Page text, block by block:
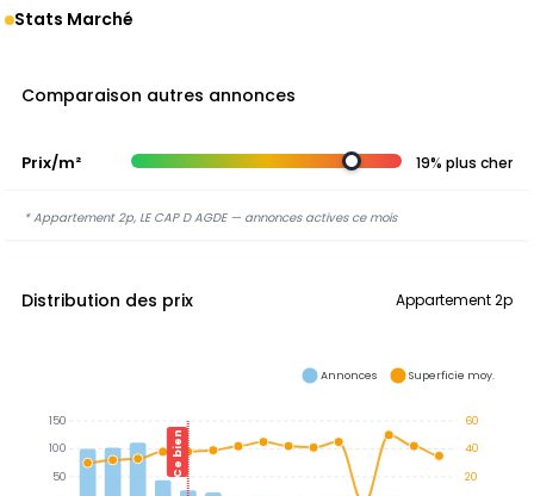
Stats Marché
Comparaison autres annonces
Prix/m² 19% plus cher
* Appartement 2p, LE CAP D AGDE — annonces actives ce mois
Distribution des prix Appartement 2p
Ce bien
60
40
20
150
100
50
Annonces Superficie moy.